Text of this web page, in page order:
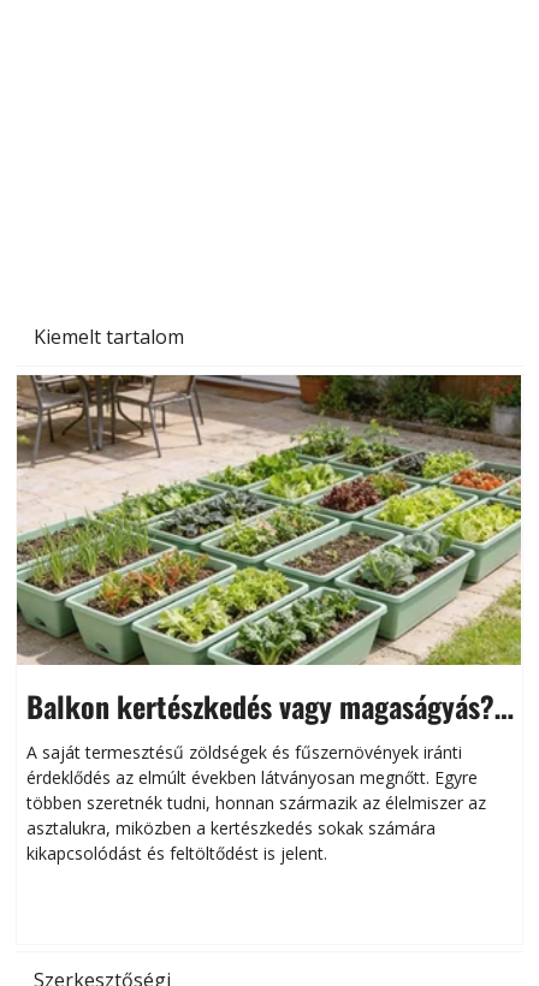
Kiemelt tartalom
Balkon kertészkedés vagy magaságyás?
Helytakarékos kertészkedés
A saját termesztésű zöldségek és fűszernövények iránti
érdeklődés az elmúlt években látványosan megnőtt. Egyre
többen szeretnék tudni, honnan származik az élelmiszer az
asztalukra, miközben a kertészkedés sokak számára
kikapcsolódást és feltöltődést is jelent.
Szerkesztőségi